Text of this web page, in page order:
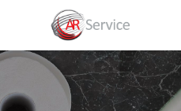
Hit enter to search or